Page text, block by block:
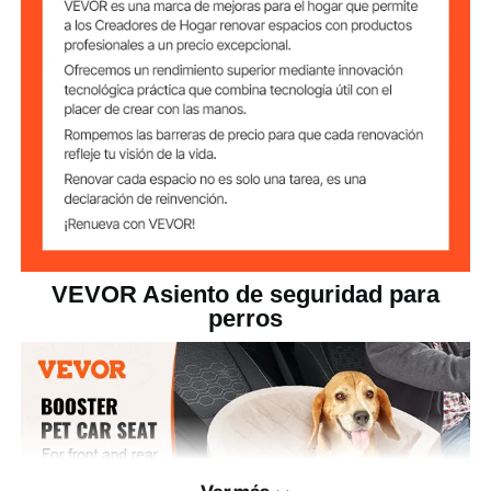
esponja
Peso neto del
producto
3,81 libras / 1,73 kg
Dimensiones del
producto
22,05" x 20" x 16,14" / 560 x
VEVOR Asiento de seguridad para
perros